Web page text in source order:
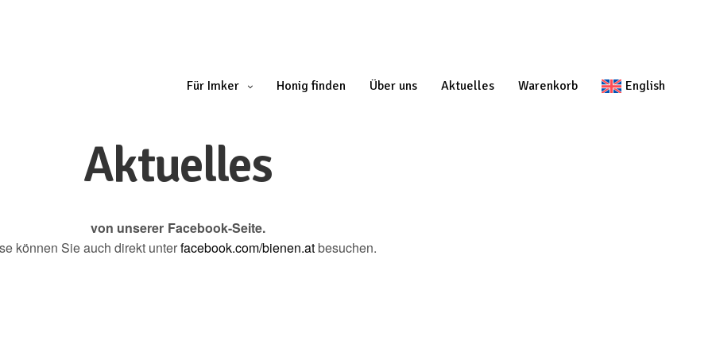
Für Imker Honig finden Über uns Aktuelles Warenkorb English
Aktuelles
von unserer Facebook-Seite.
können Sie auch direkt unterfacebook.com/bienen.atbesuchen.